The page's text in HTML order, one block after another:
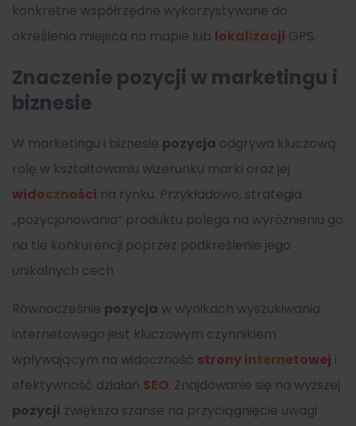
konkretne współrzędne wykorzystywane do
określenia miejsca na mapie lub lokalizacji GPS.
Znaczenie pozycji w marketingu i
biznesie
W marketingu i biznesie pozycja odgrywa kluczową
rolę w kształtowaniu wizerunku marki oraz jej
widoczności na rynku. Przykładowo, strategia
„pozycjonowania” produktu polega na wyróżnieniu go
na tle konkurencji poprzez podkreślenie jego
unikalnych cech.
Równocześnie pozycja w wynikach wyszukiwania
internetowego jest kluczowym czynnikiem
wpływającym na widoczność strony internetowej i
efektywność działań SEO. Znajdowanie się na wyższej
pozycji zwiększa szanse na przyciągnięcie uwagi